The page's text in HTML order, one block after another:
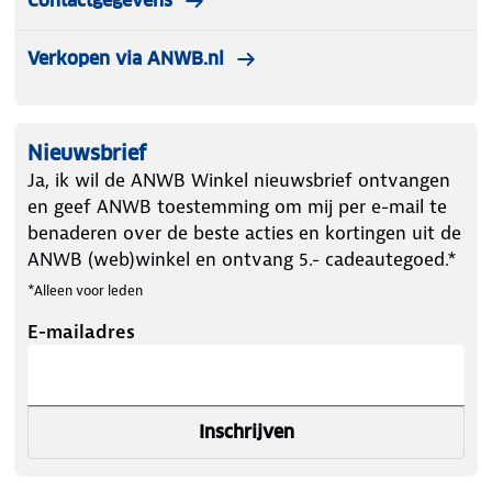
Verkopen via ANWB.nl
Nieuwsbrief
Ja, ik wil de ANWB Winkel nieuwsbrief ontvangen
en geef ANWB toestemming om mij per e-mail te
benaderen over de beste acties en kortingen uit de
ANWB (web)winkel en ontvang 5.- cadeautegoed.*
*Alleen voor leden
E-mailadres
Inschrijven